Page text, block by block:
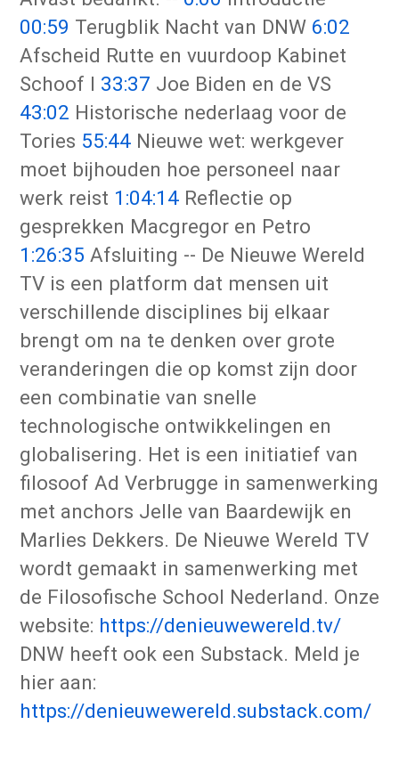
00:59 Terugblik Nacht van DNW 6:02
Afscheid Rutte en vuurdoop Kabinet
Schoof I 33:37 Joe Biden en de VS
43:02 Historische nederlaag voor de
Tories 55:44 Nieuwe wet: werkgever
moet bijhouden hoe personeel naar
werk reist 1:04:14 Reflectie op
gesprekken Macgregor en Petro
1:26:35 Afsluiting -- De Nieuwe Wereld
TV is een platform dat mensen uit
verschillende disciplines bij elkaar
brengt om na te denken over grote
veranderingen die op komst zijn door
een combinatie van snelle
technologische ontwikkelingen en
globalisering. Het is een initiatief van
filosoof Ad Verbrugge in samenwerking
met anchors Jelle van Baardewijk en
Marlies Dekkers. De Nieuwe Wereld TV
wordt gemaakt in samenwerking met
de Filosofische School Nederland. Onze
website: https://denieuwewereld.tv/
DNW heeft ook een Substack. Meld je
hier aan:
https://denieuwewereld.substack.com/